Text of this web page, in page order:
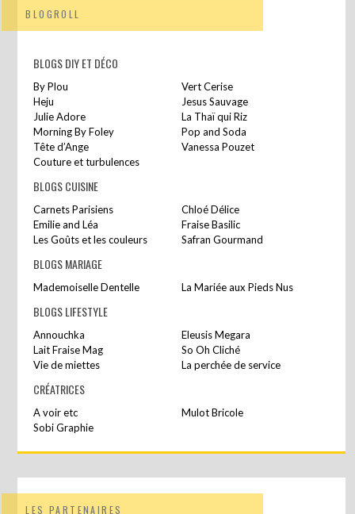
BLOGROLL
BLOGS DIY ET DÉCO
By Plou
Vert Cerise
Heju
Jesus Sauvage
Julie Adore
La Thaï qui Riz
Morning By Foley
Pop and Soda
Tête d’Ange
Vanessa Pouzet
Couture et turbulences
BLOGS CUISINE
Carnets Parisiens
Chloé Délice
Emilie and Léa
Fraise Basilic
Les Goûts et les couleurs
Safran Gourmand
BLOGS MARIAGE
Mademoiselle Dentelle La Mariée aux Pieds Nus
BLOGS LIFESTYLE
Annouchka
Eleusis Megara
Lait Fraise Mag
So Oh Cliché
Vie de miettes
La perchée de service
CRÉATRICES
A voir etc
Mulot Bricole
Sobi Graphie
LES PARTENAIRES